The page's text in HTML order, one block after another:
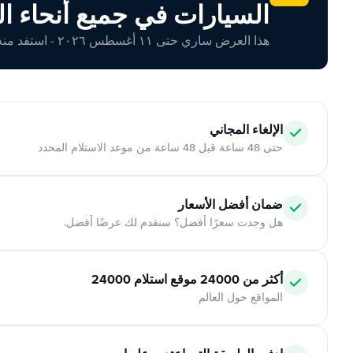
السيارات في جميع أنحاء
هذا العرض ساري حتى ١١ أغسطس ٢٠٢٦ - استفد منه اليوم!
الإلغاء المجاني
حتى 48 ساعة قبل 48 ساعة من موعد الاستلام المحدد
ضمان أفضل الأسعار
هل وجدت سعرًا أفضل؟ سنقدم لك عرضًا أفضل.
أكثر من 24000 موقع استلام 24000
المواقع حول العالم